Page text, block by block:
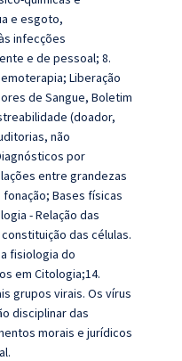
e esgoto,
infecções
e de pessoal; 8.
Liberação
de Sangue, Boletim
(doador,
não
por
entre grandezas
Bases físicas
- Relação das
das células.
fisiologia do
em Citologia;14.
grupos virais. Os vírus
disciplinar das
morais e jurídicos